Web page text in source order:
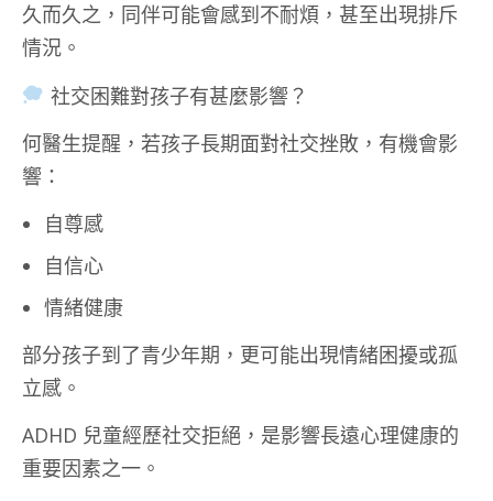
久而久之，同伴可能會感到不耐煩，甚至出現排斥
情況。
社交困難對孩子有甚麼影響？
何醫生提醒，若孩子長期面對社交挫敗，有機會影
響：
自尊感
自信心
情緒健康
部分孩子到了青少年期，更可能出現情緒困擾或孤
立感。
ADHD 兒童經歷社交拒絕，是影響長遠心理健康的
重要因素之一。